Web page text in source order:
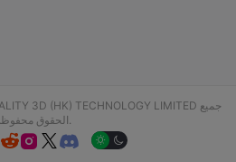
الحقوق محفوظة.
  